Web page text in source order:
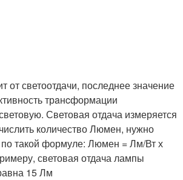
от светоотдачи, последнее значение
трaнcформации
Световая отдача измеряется
количество Люмен, нужно
по такой формуле: Люмен = Лм/Вт х
световая отдача лампы
15 Лм